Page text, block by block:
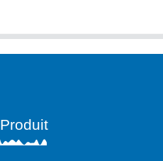
Produit